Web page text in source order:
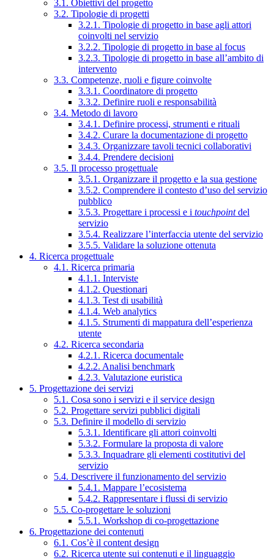
3.1. Obiettivi del progetto
3.2. Tipologie di progetti
3.2.1. Tipologie di progetto in base agli attori
coinvolti nel servizio
3.2.2. Tipologie di progetto in base al focus
3.2.3. Tipologie di progetto in base all’ambito di
intervento
3.3. Competenze, ruoli e figure coinvolte
3.3.1. Coordinatore di progetto
3.3.2. Definire ruoli e responsabilità
3.4. Metodo di lavoro
3.4.1. Definire processi, strumenti e rituali
3.4.2. Curare la documentazione di progetto
3.4.3. Organizzare tavoli tecnici collaborativi
3.4.4. Prendere decisioni
3.5. Il processo progettuale
3.5.1. Organizzare il progetto e la sua gestione
3.5.2. Comprendere il contesto d’uso del servizio
pubblico
3.5.3. Progettare i processi e i touchpointdel
servizio
3.5.4. Realizzare l’interfaccia utente del servizio
3.5.5. Validare la soluzione ottenuta
4. Ricerca progettuale
4.1. Ricerca primaria
4.1.1. Interviste
4.1.2. Questionari
4.1.3. Test di usabilità
4.1.4. Web analytics
4.1.5. Strumenti di mappatura dell’esperienza
utente
4.2. Ricerca secondaria
4.2.1. Ricerca documentale
4.2.2. Analisi benchmark
4.2.3. Valutazione euristica
5. Progettazione dei servizi
5.1. Cosa sono i servizi e il service design
5.2. Progettare servizi pubblici digitali
5.3. Definire il modello di servizio
5.3.1. Identificare gli attori coinvolti
5.3.2. Formulare la proposta di valore
5.3.3. Inquadrare gli elementi costitutivi del
servizio
5.4. Descrivere il funzionamento del servizio
5.4.1. Mappare l’ecosistema
5.4.2. Rappresentare i flussi di servizio
5.5. Co-progettare le soluzioni
5.5.1. Workshop di co-progettazione
6. Progettazione dei contenuti
6.1. Cos’è il content design
6.2. Ricerca utente sui contenuti e il linguaggio